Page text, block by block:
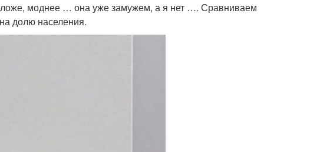
моднее … она уже замужем, а я нет …. Сравниваем
долю населения.